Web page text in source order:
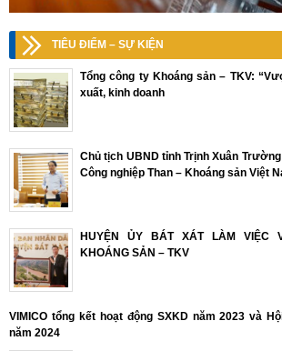
TIÊU ĐIỂM – SỰ KIỆN
Tổng công ty Khoáng sản – TKV:
xuất, kinh doanh
Chủ tịch UBND tỉnh Trịnh Xuân
Công nghiệp Than – Khoáng sản Việt
HUYỆN ỦY BÁT XÁT LÀM VIỆC
KHOÁNG SẢN – TKV
VIMICO tổng kết hoạt động SXKD năm 2023 và
năm 2024